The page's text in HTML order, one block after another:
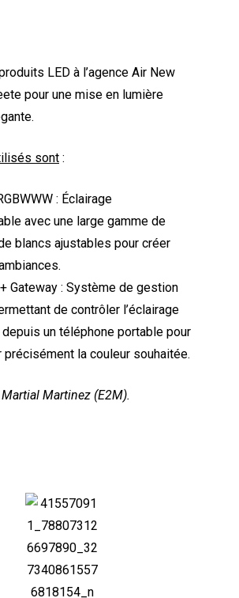
LED à l’agence Air New
pour une mise en lumière
sont :
: Éclairage
avec une large gamme de
blancs ajustables pour créer
Gateway : Système de gestion
de contrôler l’éclairage
un téléphone portable pour
précisément la couleur souhaitée.
Martinez (E2M).